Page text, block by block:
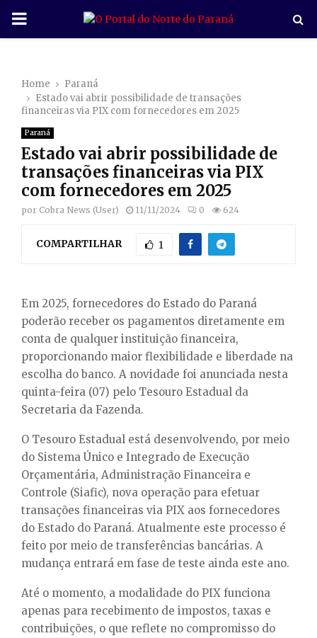
P
M
A
R
E
N
U
Home
Paraná
Estado vai abrir possibilidade de transações
financeiras via PIX com fornecedores em 2025
Paraná
Estado vai abrir possibilidade de
transações financeiras via PIX
com fornecedores em 2025
por Cobra News (User) 11/11/2024 0 624
COMPARTILHAR 1
Em 2025, fornecedores do Estado do Paraná
poderão receber os pagamentos diretamente em
conta de qualquer instituição financeira,
proporcionando maior flexibilidade e liberdade na
escolha do banco. A novidade foi anunciada nesta
quinta-feira (07) pelo Tesouro Estadual da
Secretaria da Fazenda.
O Tesouro Estadual está desenvolvendo, por meio
do Sistema Único e Integrado de Execução
Orçamentária, Administração Financeira e
Controle (Siafic), nova operação para efetuar
transações financeiras via PIX aos fornecedores
do Estado do Paraná. Atualmente este processo é
feito por meio de transferências bancárias. A
mudança entrará em fase de teste ainda este ano.
Até o momento, a modalidade do PIX funciona
apenas para recebimento de impostos, taxas e
contribuições, o que reflete no compromisso do